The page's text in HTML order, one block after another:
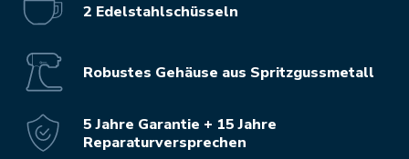
2 Edelstahlschüsseln
Robustes Gehäuse aus Spritzgussmetall
5 Jahre Garantie + 15 Jahre
Reparaturversprechen